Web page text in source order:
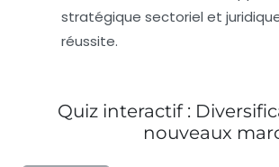
stratégique sectoriel et
réussite.
Quiz interactif :
nouveaux